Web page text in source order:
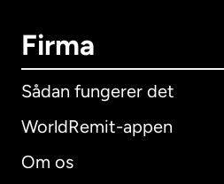
Firma
Sådan fungerer det
WorldRemit-appen
Om os